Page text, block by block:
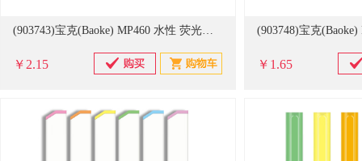
(903743)宝克(Baoke) MP460 水性 荧光笔 蓝色(单位：支)
￥2.15 ￥1.65